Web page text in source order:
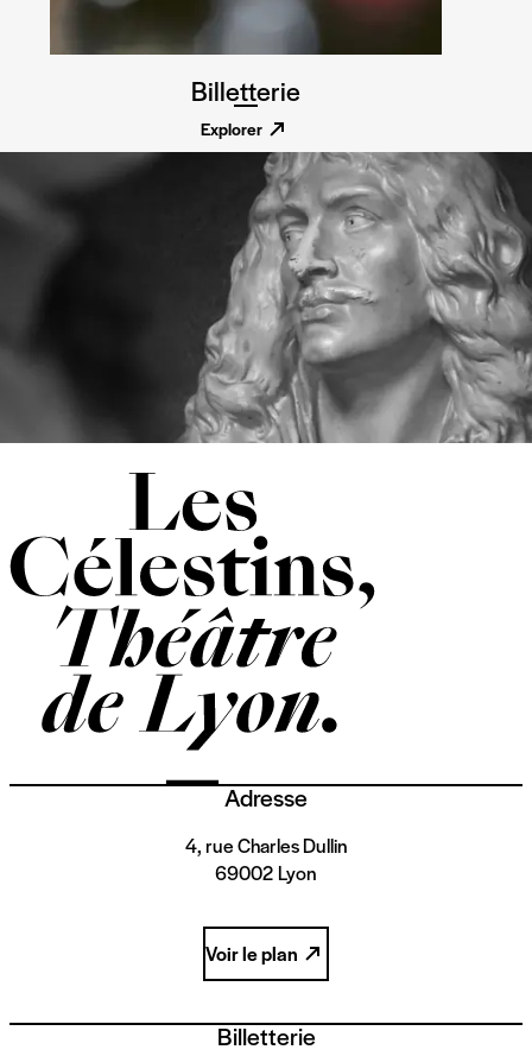
Billetterie
Explorer
Adresse
4, rue Charles Dullin
69002 Lyon
Voir le plan
Billetterie